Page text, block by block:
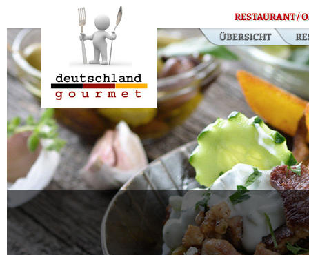
RESTAURANT /